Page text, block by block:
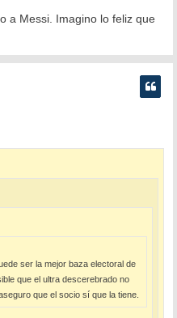
a Messi. Imagino lo feliz que
ser la mejor baza electoral de
que el ultra descerebrado no
que el socio sí que la tiene.